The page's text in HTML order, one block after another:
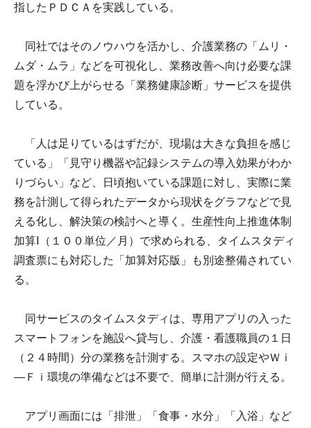
指したＰＤＣＡを実践している。
同社ではそのノウハウを活かし、介護業務の「ムリ・
ムダ・ムラ」などを可視化し、業務改善へ向け必要な課
題を浮かび上がらせる「業務健康診断」サービスを提供
している。
「人は足りているはずだが、現場は大きな負担を感じ
ている」「見守り機器や記録システムの導入効果がわか
りづらい」など、日頃抱いている課題に対し、実際に業
務を計測して得られたデータから現状をグラフなどで見
える化し、解決策の検討へと導く。生産性向上推進体制
加算Ⅰ（１００単位／月）で求められる、タイムスタディ
調査票にも対応した「加算対応版」も別途整備されてい
る。
同サービスのタイムスタディは、専用アプリの入った
スマートフォンを施設へ貸与し、介護・看護職員の１日
（２４時間）分の業務を計測する。スマホの設定やＷｉ
―Ｆｉ環境の準備などは不要で、簡単に計測が行える。
アプリ画面には「排泄」「食事・水分」「入浴」など